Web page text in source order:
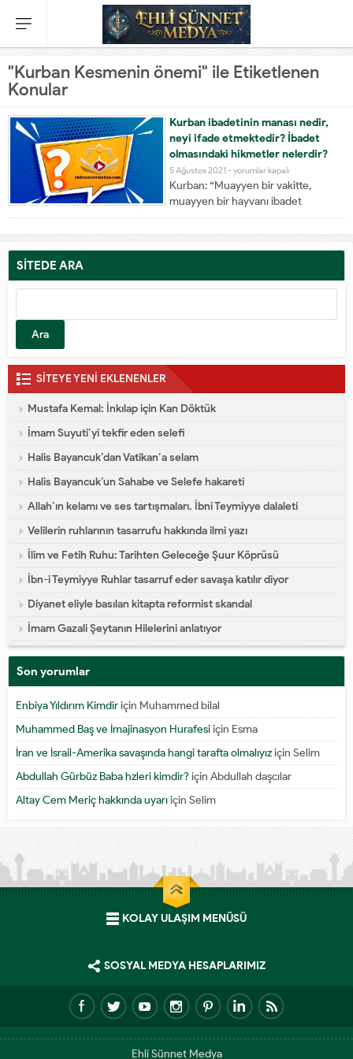
"Kurban Kesmenin önemi" ile Etiketlenen
Konular
Kurban ibadetinin manası nedir,
neyi ifade etmektedir? İbadet
olmasındaki hikmetler nelerdir?
5 Ağustos 2021 - yorumlar kapalı
Kurban: “Muayyen bir vakitte,
muayyen bir hayvanı ibadet
maksadıyla usulüne uygun olarak
kesmek” demektir. “Muayyen
vakit”ten maksat: Kurban bayramı
maksat: Koyun, keçi, sığır ve deve
SİTEDE ARA
SİTEYE YENİ EKLENENLER
Mustafa Kemal: İnkılap için Kan Döktük
İmam Suyuti’yi tekfir eden selefi
Halis Bayancuk’dan Vatikan’a selam
Halis Bayancuk’un Sahabe ve Selefe hakareti
Allah’ın kelamı ve ses tartışmaları. İbni Teymiyye dalaleti
Velilerin ruhlarının tasarrufu hakkında ilmi yazı
İlim ve Fetih Ruhu: Tarihten Geleceğe Şuur Köprüsü
İbn-i Teymiyye Ruhlar tasarruf eder savaşa katılır diyor
Diyanet eliyle basılan kitapta reformist skandal
İmam Gazali Şeytanın Hilelerini anlatıyor
Son yorumlar
Enbiya Yıldırım Kimdiriçin Muhammed bilal
Muhammed Baş ve İmajinasyon Hurafesiiçin Esma
İran ve İsrail-Amerika savaşında hangi tarafta olmalıyıziçin Selim
Abdullah Gürbüz Baba hzleri kimdir?için Abdullah daşcılar
Altay Cem Meriç hakkında uyarıiçin Selim
KOLAY ULAŞIM MENÜSÜ
SOSYAL MEDYA HESAPLARIMIZ
Ehli Sünnet Medya